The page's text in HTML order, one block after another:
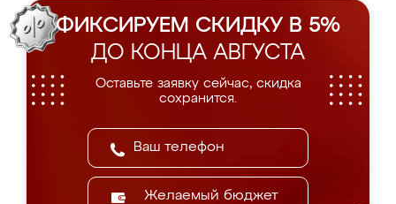
ФИКСИРУЕМ СКИДКУ В 5%
ДО КОНЦА АВГУСТА
Оставьте заявку сейчас, скидка
сохранится.
Желаемый бюджет